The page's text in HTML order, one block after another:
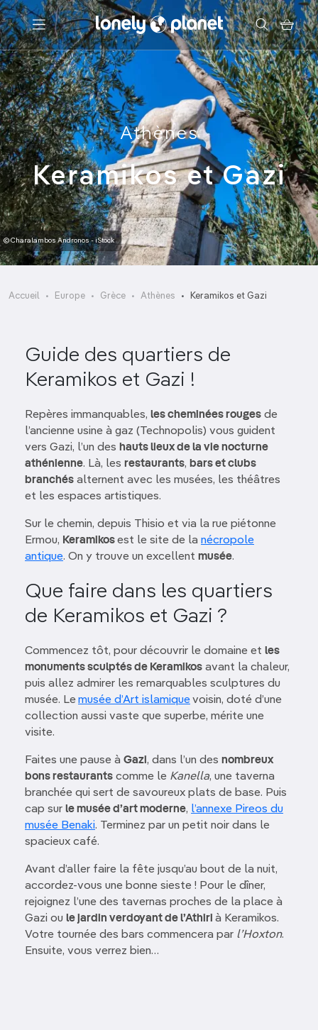
Menu
Votre recherche
Athènes
Keramikos et Gazi
© Charalambos Andronos - iStock
Accueil Europe Grèce Athènes Keramikos et Gazi
Guide des quartiers de
Keramikos et Gazi !
Repères immanquables, les cheminées rouges de
l’ancienne usine à gaz (Technopolis) vous guident
vers Gazi, l’un des hauts lieux de la vie nocturne
athénienne. Là, les restaurants, bars et clubs
branchés alternent avec les musées, les théâtres
et les espaces artistiques.
Sur le chemin, depuis Thisio et via la rue piétonne
Ermou, Keramikosest le site de la nécropole
antique. On y trouve un excellent musée.
Que faire dans les quartiers
de Keramikos et Gazi ?
Commencez tôt, pour découvrir le domaine et les
monuments sculptés de Keramikos avant la chaleur,
puis allez admirer les remarquables sculptures du
musée. Lemusée d’Art islamiquevoisin, doté d’une
collection aussi vaste que superbe, mérite une
visite.
Faites une pause à Gazi , dans l’un des nombreux
bons restaurants comme le Kanella, une taverna
branchée qui sert de savoureux plats de base. Puis
cap sur le musée d’art moderne, l’annexe Pireos du
musée Benaki. Terminez par un petit noir dans le
spacieux café.
Avant d’aller faire la fête jusqu’au bout de la nuit,
accordez-vous une bonne sieste ! Pour le dîner,
rejoignez l’une des tavernas proches de la place à
Gazi ou le jardin verdoyant de l’Athiri à Keramikos.
Votre tournée des bars commencera par l’Hoxton.
Ensuite, vous verrez bien…